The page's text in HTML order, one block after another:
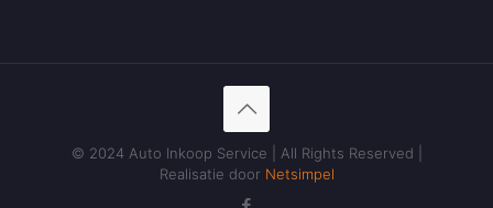
© 2024 Auto Inkoop Service | All Rights Reserved |
Realisatie door Netsimpel